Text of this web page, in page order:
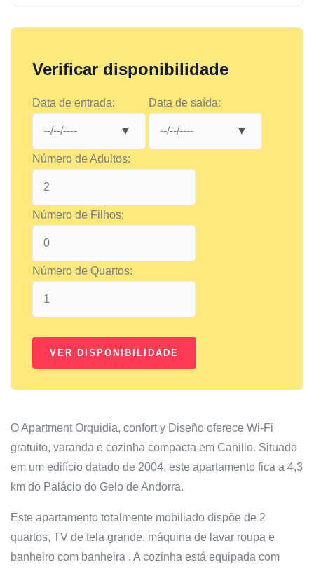
Verificar disponibilidade
Data de entrada: Data de saída:
Número de Adultos:
Número de Filhos:
Número de Quartos:
O Apartment Orquidia, confort y Diseño oferece Wi-Fi
gratuito, varanda e cozinha compacta em Canillo. Situado
em um edifício datado de 2004, este apartamento fica a 4,3
km do Palácio do Gelo de Andorra.
Este apartamento totalmente mobiliado dispõe de 2
quartos, TV de tela grande, máquina de lavar roupa e
banheiro com banheira . A cozinha está equipada com